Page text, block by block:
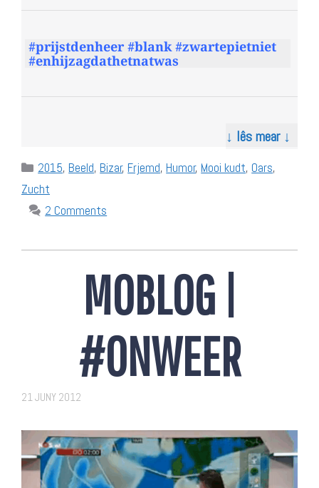
#prijstdenheer #blank #zwartepietniet
#enhijzagdathetnatwas
↓ lês mear ↓
Categories
2015, Beeld, Bizar, Frjemd, Humor, Mooi kudt, Oars,
Zucht
2 Comments
MOBLOG |
#ONWEER
21 JUNY 2012